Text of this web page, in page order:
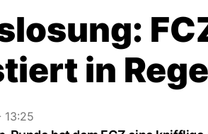
in
13:25